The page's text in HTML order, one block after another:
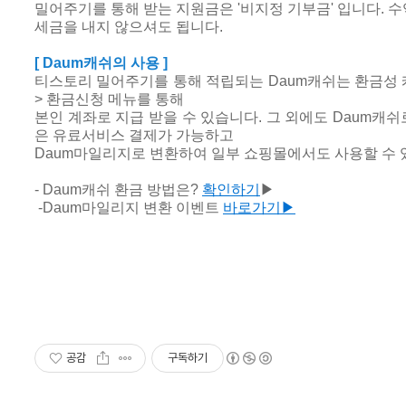
밀어주기를 통해 받는 지원금은 '비지정 기부금' 입니다.
세금을 내지 않으셔도 됩니다.
[ Daum캐쉬의 사용 ]
티스토리 밀어주기를 통해 적립되는 Daum캐쉬는 환금
> 환금신청 메뉴를 통해
본인 계좌로 지급 받을 수 있습니다. 그 외에도 Daum캐쉬
은 유료서비스 결제가 가능하고
Daum마일리지로 변환하여 일부 쇼핑몰에서도 사용할 수
- Daum캐쉬 환금 방법은? 확인하기 ▶
-Daum마일리지 변환 이벤트 바로가기▶
공감 구독하기